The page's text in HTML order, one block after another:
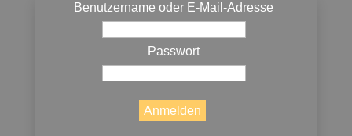
Benutzername oder E-Mail-Adresse
Passwort